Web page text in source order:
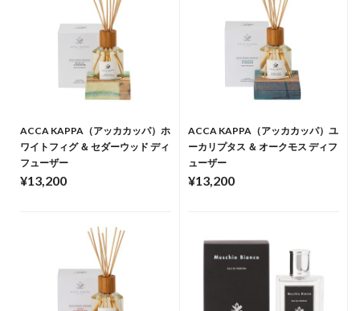
ACCA KAPPA（アッカカッパ）ホ
ワイトフィグ ＆ セダーウッド ディ
フューザー
¥13,200
ACCA KAPPA（アッカカッパ）ユ
ーカリプタス ＆ オークモス ディフ
ューザー
¥13,200